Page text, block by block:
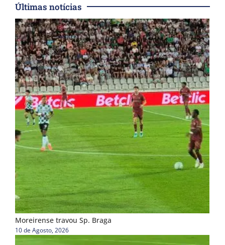
Últimas notícias
Moreirense travou Sp. Braga
10 de Agosto, 2026